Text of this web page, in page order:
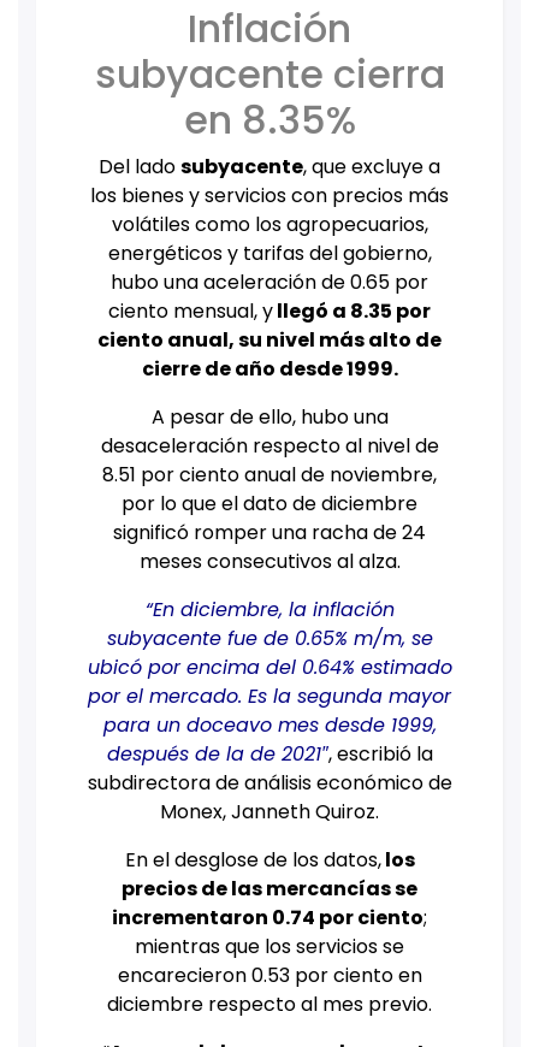
Inflación
subyacente cierra
en 8.35%
Del ladosubyacente, que excluye a
los bienes y servicios con precios más
volátiles como los agropecuarios,
energéticos y tarifas del gobierno,
hubo una aceleración de 0.65 por
ciento mensual, yllegó a 8.35 por
ciento anual, su nivel más alto de
cierre de año desde 1999.
A pesar de ello, hubo una
desaceleración respecto al nivel de
8.51 por ciento anual de noviembre,
por lo que el dato de diciembre
significó romper una racha de 24
meses consecutivos al alza.
“En diciembre, la inflación
subyacente fue de 0.65% m/m, se
ubicó por encima del 0.64% estimado
por el mercado. Es la segunda mayor
para un doceavo mes desde 1999,
después de la de 2021″, escribió la
subdirectora de análisis económico de
Monex, Janneth Quiroz.
En el desglose de los datos,los
precios de las mercancías se
incrementaron 0.74 por ciento;
mientras que los servicios se
encarecieron 0.53 por ciento en
diciembre respecto al mes previo.